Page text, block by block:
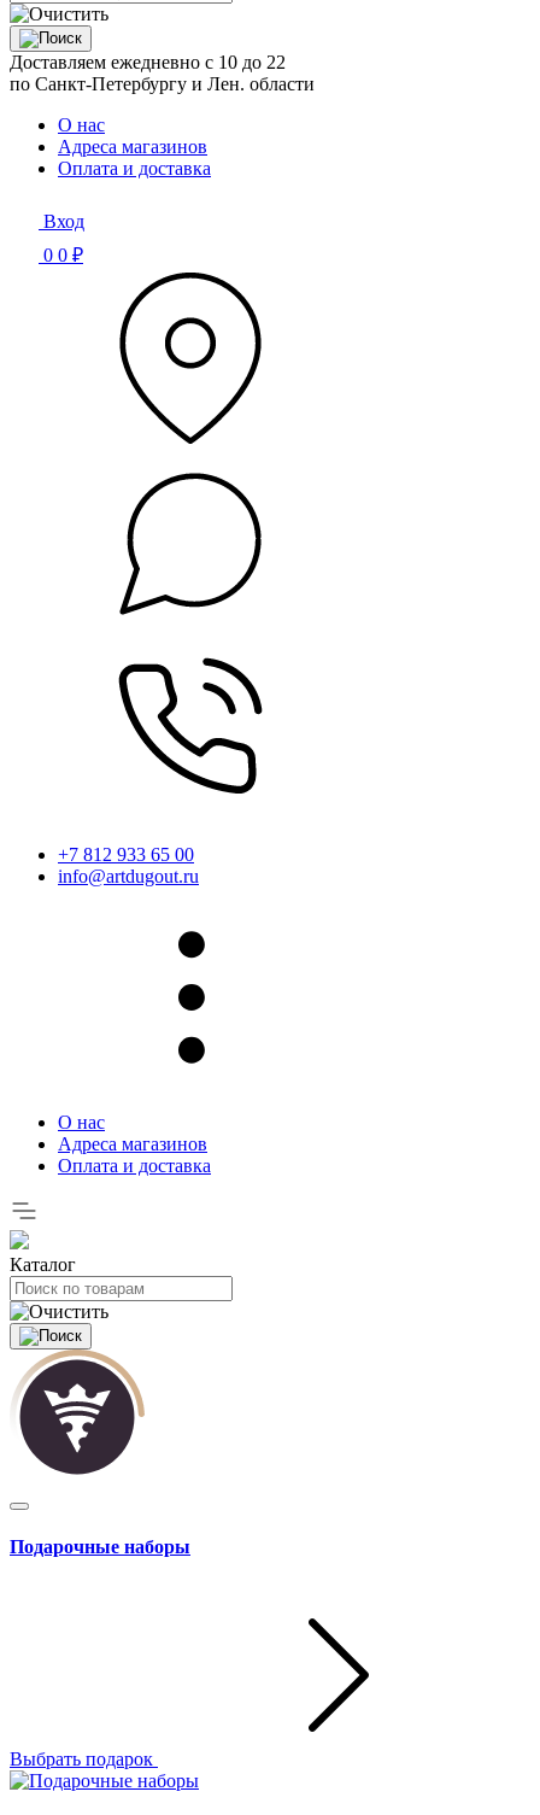
Доставляем ежедневно с 10 до 22
по Санкт-Петербургу и Лен. области
О нас
Адреса магазинов
Оплата и доставка
Вход
0 0 ₽
+7 812 933 65 00
info@artdugout.ru
О нас
Адреса магазинов
Оплата и доставка
Каталог
Подарочные наборы
Выбрать подарок